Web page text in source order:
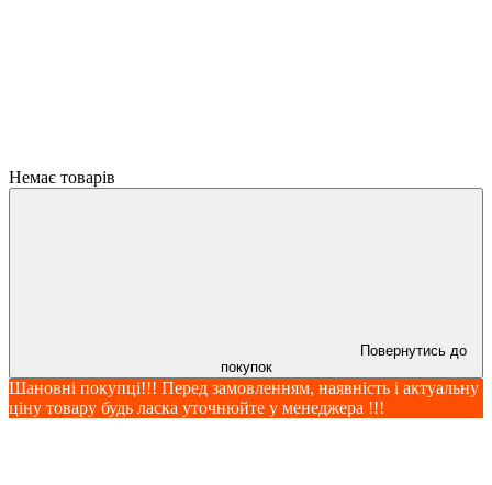
Немає товарів
Повернутись до
покупок
Шановні покупці!!! Перед замовленням, наявність і актуальну
ціну товару будь ласка уточнюйте у менеджера !!!